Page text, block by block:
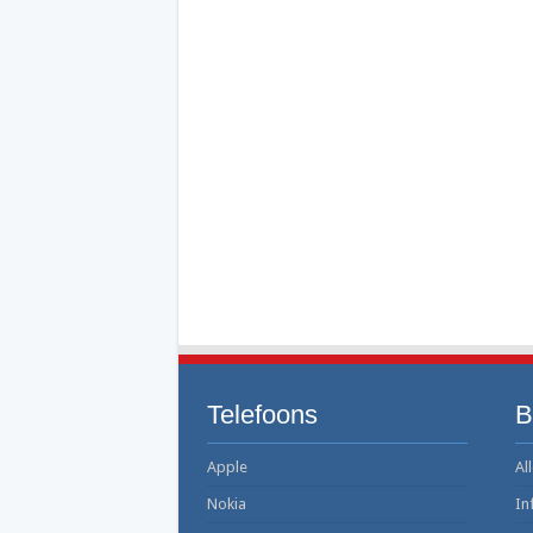
Telefoons
Apple
Nokia